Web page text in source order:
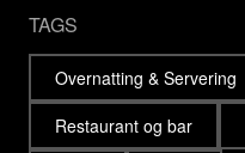
TAGS
Overnatting & Servering
Restaurant og bar